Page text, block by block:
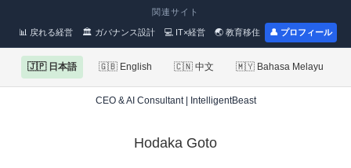
関連サイト
📊 戻れる経営 🏛 ガバナンス設計 💻 IT×経営 🌏 教育移住 👤 プロフィール
🇯🇵 日本語 🇬🇧 English 🇨🇳 中文 🇲🇾 Bahasa Melayu
CEO & AI Consultant | IntelligentBeast
Hodaka Goto